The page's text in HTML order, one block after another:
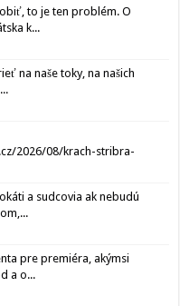
to je ten problém. O
k...
na naše toky, na našich
2026/08/krach-stribra-
a sudcovia ak nebudú
pre premiéra, akýmsi
a o...